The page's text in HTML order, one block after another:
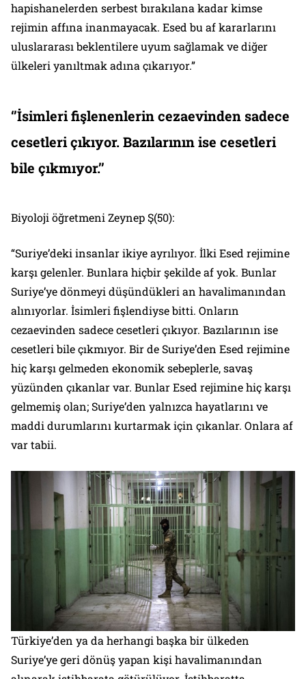
hapishanelerden serbest bırakılana kadar kimse
rejimin affına inanmayacak. Esed bu af kararlarını
uluslararası beklentilere uyum sağlamak ve diğer
ülkeleri yanıltmak adına çıkarıyor.”
‘’İsimleri fişlenenlerin cezaevinden sadece
cesetleri çıkıyor. Bazılarının ise cesetleri
bile çıkmıyor.’’
Biyoloji öğretmeni Zeynep Ş(50):
“Suriye’deki insanlar ikiye ayrılıyor. İlki Esed rejimine
karşı gelenler. Bunlara hiçbir şekilde af yok. Bunlar
Suriye’ye dönmeyi düşündükleri an havalimanından
alınıyorlar. İsimleri fişlendiyse bitti. Onların
cezaevinden sadece cesetleri çıkıyor. Bazılarının ise
cesetleri bile çıkmıyor. Bir de Suriye’den Esed rejimine
hiç karşı gelmeden ekonomik sebeplerle, savaş
yüzünden çıkanlar var. Bunlar Esed rejimine hiç karşı
gelmemiş olan; Suriye’den yalnızca hayatlarını ve
maddi durumlarını kurtarmak için çıkanlar. Onlara af
var tabii.
Türkiye’den ya da herhangi başka bir ülkeden
Suriye’ye geri dönüş yapan kişi havalimanından